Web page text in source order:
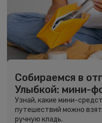
Собираемся в
Улыбкой: мини-
для путешествий
Узнай, какие мини-
путешествий можно
ручную кладь.